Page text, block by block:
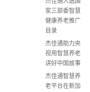
家三部委智慧
健康养老推广
目录
杰佳通助力央
视用智慧养老
讲好中国故事
杰佳通智慧养
老平台在新加